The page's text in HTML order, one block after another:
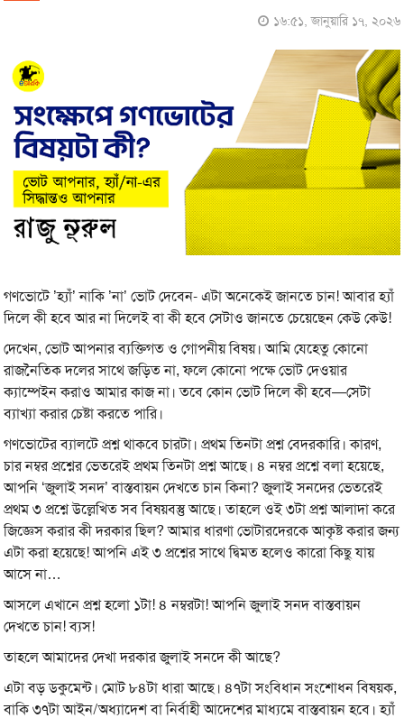
১৬:৫১, জানুয়ারি ১৭, ২০২৬
গণভোটে ’হ্যাঁ’ নাকি ’না’ ভোট দেবেন- এটা অনেকেই জানতে চান! আবার হ্যাঁ
দিলে কী হবে আর না দিলেই বা কী হবে সেটাও জানতে চেয়েছেন কেউ কেউ!
দেখেন, ভোট আপনার ব্যক্তিগত ও গোপনীয় বিষয়। আমি যেহেতু কোনো
রাজনৈতিক দলের সাথে জড়িত না, ফলে কোনো পক্ষে ভোট দেওয়ার
ক্যাম্পেইন করাও আমার কাজ না। তবে কোন ভোট দিলে কী হবে—সেটা
ব্যাখ্যা করার চেষ্টা করতে পারি।
গণভোটের ব্যালটে প্রশ্ন থাকবে চারটা। প্রথম তিনটা প্রশ্ন বেদরকারি। কারণ,
চার নম্বর প্রশ্নের ভেতরেই প্রথম তিনটা প্রশ্ন আছে। ৪ নম্বর প্রশ্নে বলা হয়েছে,
আপনি ‘জুলাই সনদ’ বাস্তবায়ন দেখতে চান কিনা? জুলাই সনদের ভেতরেই
প্রথম ৩ প্রশ্নে উল্লেখিত সব বিষয়বস্তু আছে। তাহলে ওই ৩টা প্রশ্ন আলাদা করে
জিজ্ঞেস করার কী দরকার ছিল? আমার ধারণা ভোটারদেরকে আকৃষ্ট করার জন্য
এটা করা হয়েছে! আপনি এই ৩ প্রশ্নের সাথে দ্বিমত হলেও কারো কিছু যায়
আসে না…
আসলে এখানে প্রশ্ন হলো ১টা! ৪ নম্বরটা! আপনি জুলাই সনদ বাস্তবায়ন
দেখতে চান! ব্যস!
তাহলে আমাদের দেখা দরকার জুলাই সনদে কী আছে?
এটা বড় ডকুমেন্ট। মোট ৮৪টা ধারা আছে। ৪৭টা সংবিধান সংশোধন বিষয়ক,
বাকি ৩৭টা আইন/অধ্যাদেশ বা নির্বাহী আদেশের মাধ্যমে বাস্তবায়ন হবে। হ্যাঁ